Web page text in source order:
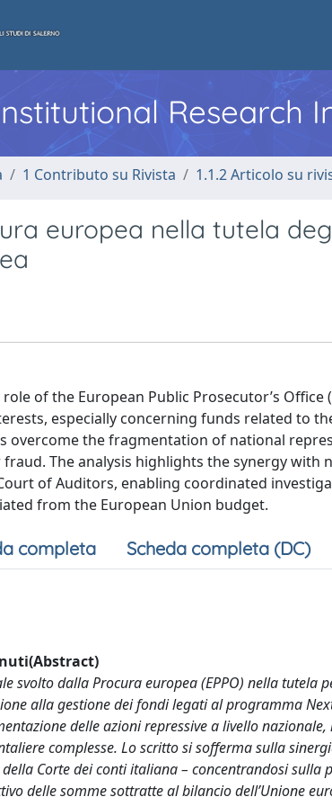
Research
1 Contributo su Rivista 1.1.2 Articolo su
europea nella tutela
of the European Public Prosecutor’s
especially concerning funds related to
overcome the fragmentation of national
The analysis highlights the synergy
of Auditors, enabling coordinated
from the European Union budget.
completa Scheda completa (DC)
svolto dalla Procura europea (EPPO) nella tutela
alla gestione dei fondi legati al programma Next
delle azioni repressive a livello
complesse. Lo scritto si sofferma sulla
Corte dei conti italiana – concentrandosi
delle somme sottratte al bilancio dell’Unione